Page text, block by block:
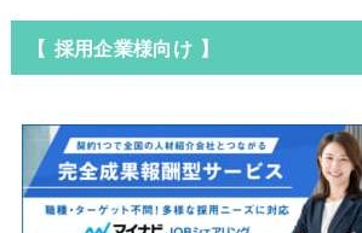
【 採用企業様向け 】